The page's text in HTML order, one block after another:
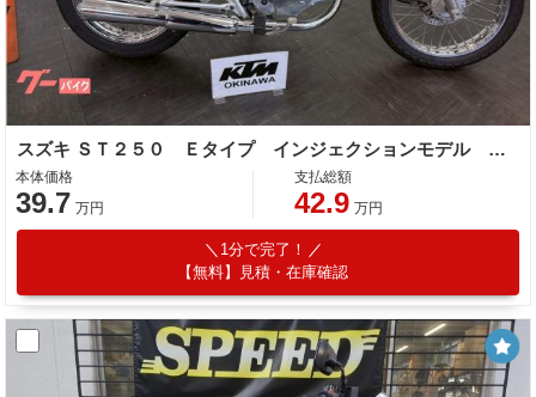
スズキ ＳＴ２５０ Ｅタイプ インジェクションモデル ２００５
本体価格
39.7 万円
支払総額
42.9 万円
1分で完了！
【無料】見積・在庫確認